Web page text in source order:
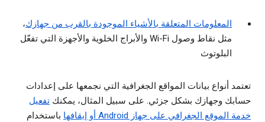
المعلومات المتعلقة بالأشياء الموجودة بالقرب من جهازك،
مثل نقاط وصول Wi-Fi والأبراج الخلوية والأجهزة التي تفعّل
البلوتوث
تعتمد أنواع بيانات المواقع الجغرافية التي نجمعها على إعدادات
حسابك وجهازك بشكل جزئي. على سبيل المثال، يمكنك تفعيل
خدمة الموقع الجغرافي على جهاز Android أو إيقافها
باستخدام